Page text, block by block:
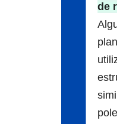
de